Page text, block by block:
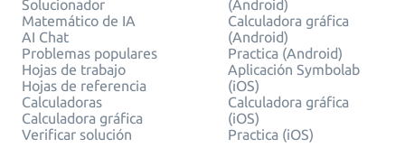
Solucionador
Matemático de IA
AI Chat
Problemas populares
Hojas de trabajo
Hojas de referencia
Calculadoras
Calculadora gráfica
Verificar solución
(Android)
Calculadora gráfica
(Android)
Practica (Android)
Aplicación Symbolab
(iOS)
Calculadora gráfica
(iOS)
Practica (iOS)